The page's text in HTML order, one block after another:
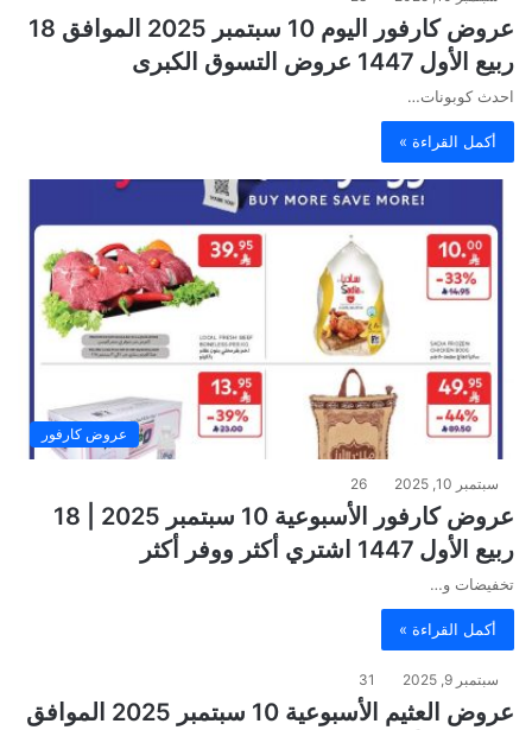
عروض كارفور اليوم 10 سبتمبر 2025 الموافق 18
ربيع الأول 1447 عروض التسوق الكبرى
احدث كوبونات…
أكمل القراءة »
عروض كارفور
سبتمبر 10, 2025 26
عروض كارفور الأسبوعية 10 سبتمبر 2025 | 18
ربيع الأول 1447 اشتري أكثر ووفر أكثر
تخفيضات و…
أكمل القراءة »
سبتمبر 9, 2025 31
عروض العثيم الأسبوعية 10 سبتمبر 2025 الموافق